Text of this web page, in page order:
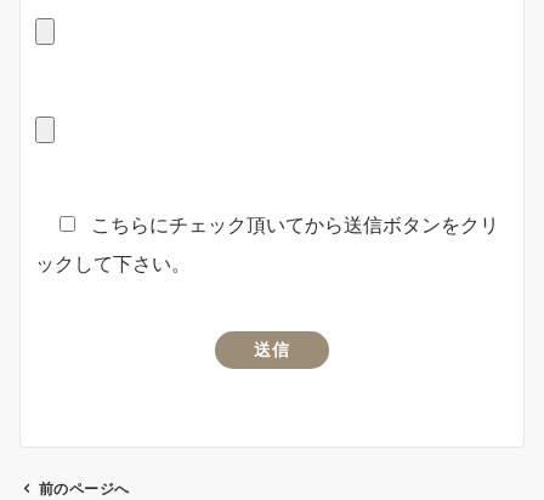
こちらにチェック頂いてから送信ボタンをクリ
ックして下さい。
前のページへ